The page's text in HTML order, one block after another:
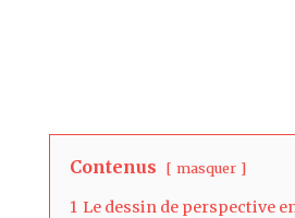
Contenus masquer
1 Le dessin de perspective